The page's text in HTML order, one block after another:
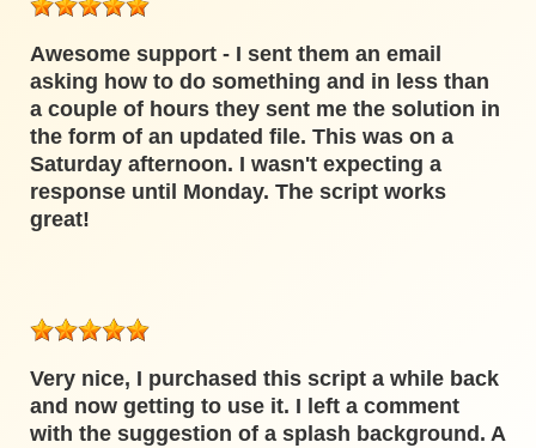
Awesome support - I sent them an email
asking how to do something and in less than
a couple of hours they sent me the solution in
the form of an updated file. This was on a
Saturday afternoon. I wasn't expecting a
response until Monday. The script works
great!
Very nice, I purchased this script a while back
and now getting to use it. I left a comment
with the suggestion of a splash background. A